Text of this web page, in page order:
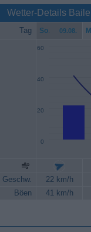
Wetter-Details
Tag So. 09.08.
0
20
40
60
Geschw. 22 km/h
Böen
41 km/h